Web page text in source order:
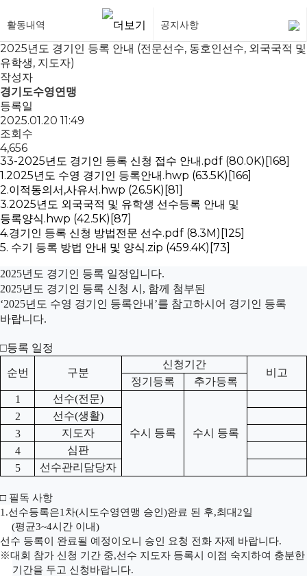
활동내역 공지사항
2025년도 경기인 등록 안내 (전문선수, 동호인선수, 외국국적 및
유학생, 지도자)
작성자
경기도수영연맹
등록일
2025.01.20 11:49
조회수
4,656
33-2025년도 경기인 등록 신청 접수 안내.pdf (80.0K) [168]
1.2025년도 수영 경기인 등록안내.hwp (63.5K) [166]
2.이적동의서,사유서.hwp (26.5K) [81]
3.2025년도 외국국적 및 유학생 선수등록 안내 및
등록양식.hwp (42.5K) [87]
4.경기인 등록 신청 방법전문 선수.pdf (8.3M) [125]
5. 수기 등록 방법 안내 및 양식.zip (459.4K) [73]
2025년도 경기인 등록 일정입니다.
2025년도 경기인 등록 신청 시 , 함께 첨부된
‘2025년도 수영 경기인 등록안내 ’를 참고하시어 경기인 등록
바랍니다.
□등록 일정
순번 구분
신청기간
비고
정기등록
추가등록
1
선수(전문)
수시 등록 수시 등록
2 선수(생활)
3
지도자
4
심판
5
선수관리담당자
□ 필독 사항
1.선수등록은1 차(시도수영연맹 승인 )완료 된 후,최대 2일
(평균3~4시간 이내)
선수 등록이 완료될 예정이오니 승인 요청 전화 자제 바랍니다.
※대회 참가 신청 기간 중,선수 지도자 등록시 이점 숙지하여 충분한
기간을 두고 신청바랍니다.